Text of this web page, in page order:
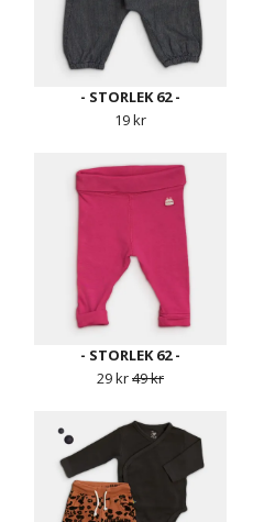
- STORLEK 62 -
19 kr
- STORLEK 62 -
29 kr49 kr